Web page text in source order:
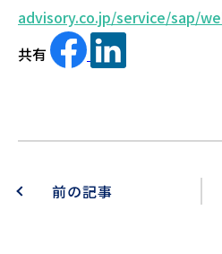
advisory.co.jp/service/sap/
共有
前の記事